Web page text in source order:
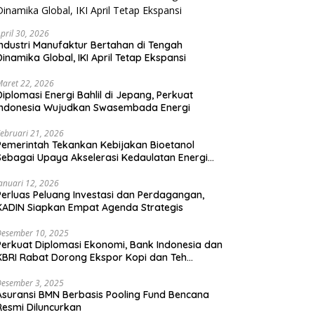
30, 2026
Manufaktur Bertahan di Tengah
Global, IKI April Tetap Ekspansi
22, 2026
Energi Bahlil di Jepang, Perkuat
Wujudkan Swasembada Energi
21, 2026
Tekankan Kebijakan Bioetanol
Upaya Akselerasi Kedaulatan Energi
12, 2026
Peluang Investasi dan Perdagangan,
Siapkan Empat Agenda Strategis
10, 2025
Diplomasi Ekonomi, Bank Indonesia dan
Rabat Dorong Ekspor Kopi dan Teh
3, 2025
BMN Berbasis Pooling Fund Bencana
Diluncurkan